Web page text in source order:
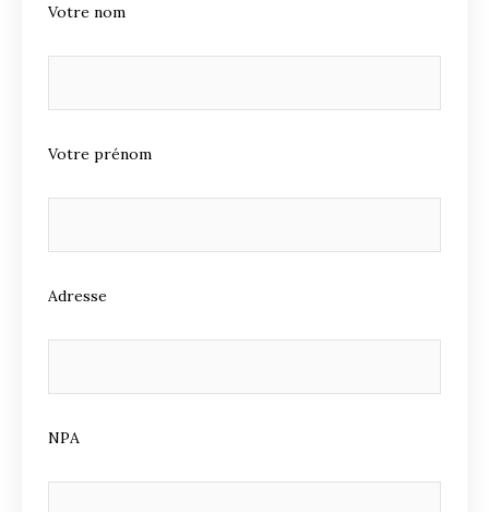
Votre nom
Votre prénom
Adresse
NPA